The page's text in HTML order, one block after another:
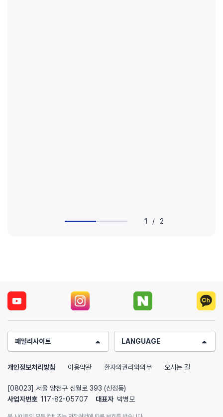
1 / 2
패밀리사이트 LANGUAGE
개인정보처리방침 이용약관 환자의권리와의무 오시는 길
[08023] 서울 양천구 신월로 393 (신정동)
사업자번호 117-82-05707 대표자 박병모